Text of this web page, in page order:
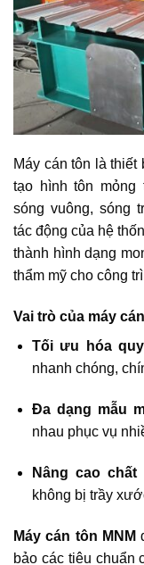
Máy cán tôn là
tạo hình tôn mỏng
sóng vuông, sóng
tác động của hệ
thành hình dạng
thẩm mỹ cho công
Vai trò của máy
Tối ưu hóa
nhanh chóng,
Đa dạng mẫu
nhau phục vụ
Nâng cao
không bị trầy
Máy cán tôn MNM
bảo các tiêu chuẩn